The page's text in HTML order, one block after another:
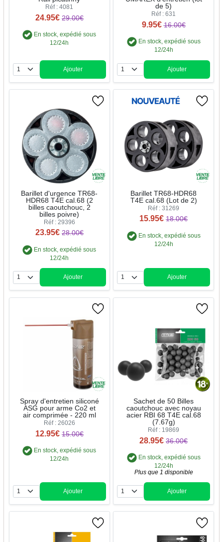
Réf : 4081
24.95€ 29.00€
En stock, expédié sous
12/24h
Quantité
Ajouter
de 5)
Réf : 631
9.95€ 16.00€
En stock, expédié sous
12/24h
Quantité
Ajouter
Barillet d'urgence TR68-
HDR68 T4E cal.68 (2
billes caoutchouc, 2
billes poivre)
Réf : 29396
23.95€ 28.00€
En stock, expédié sous
12/24h
Quantité
Ajouter
Barillet TR68-HDR68
T4E cal.68 (Lot de 2)
Réf : 31269
15.95€ 18.00€
En stock, expédié sous
12/24h
Quantité
Ajouter
Spray d'entretien siliconé
ASG pour arme Co2 et
air comprimée - 220 ml
Réf : 26026
12.95€ 15.00€
En stock, expédié sous
12/24h
Quantité
Ajouter
Sachet de 50 Billes
caoutchouc avec noyau
acier RBI 68 T4E cal.68
(7.67g)
Réf : 19869
28.95€ 36.00€
En stock, expédié sous
12/24h
Plus que 1 disponible
Quantité
Ajouter